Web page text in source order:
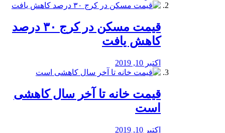
️قیمت مسکن در کرج ۳۰ درصد
کاهش یافت
اکتبر 10, 2019
قیمت خانه تا آخر سال کاهشی
است
اکتبر 10, 2019